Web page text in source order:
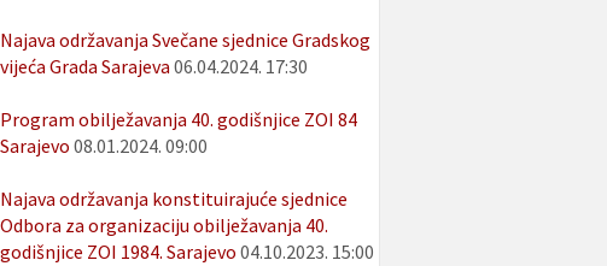
Najava održavanja Svečane sjednice Gradskog
vijeća Grada Sarajeva 06.04.2024. 17:30
Program obilježavanja 40. godišnjice ZOI 84
Sarajevo 08.01.2024. 09:00
Najava održavanja konstituirajuće sjednice
Odbora za organizaciju obilježavanja 40.
godišnjice ZOI 1984. Sarajevo 04.10.2023. 15:00